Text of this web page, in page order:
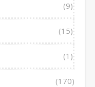
(9)
(15)
(1)
(170)